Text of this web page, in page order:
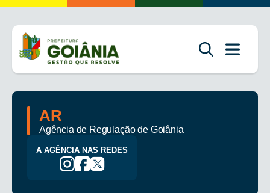
AR
Agência de Regulação de Goiânia
A AGÊNCIA NAS REDES